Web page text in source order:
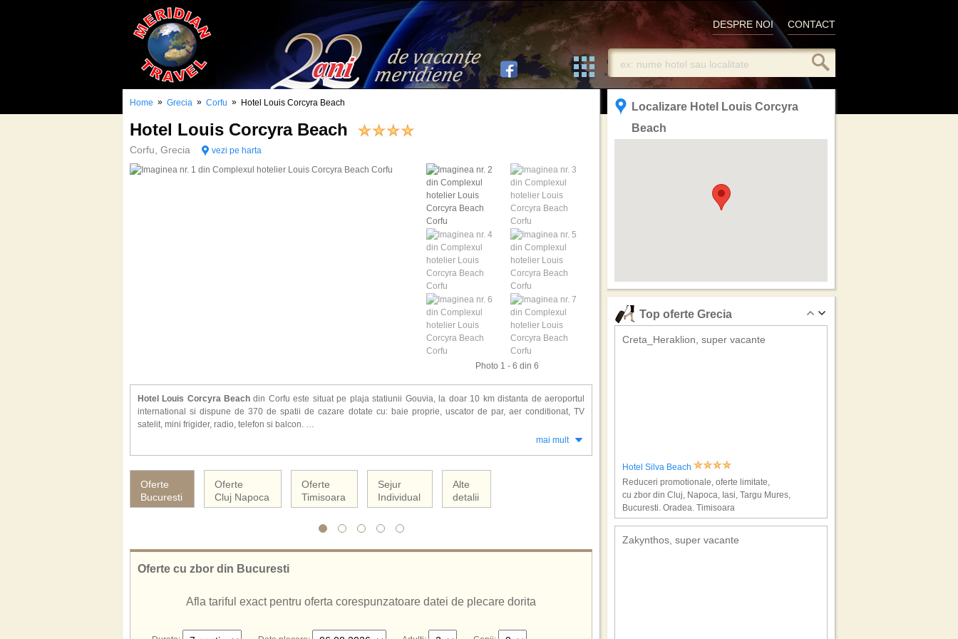
CONTACT
DESPRE NOI
Home » Grecia » Corfu » Hotel Louis Corcyra Beach
Hotel Louis Corcyra Beach
Corfu, Grecia vezi pe harta
Photo 1 - 6 din 6
Hotel Louis Corcyra Beach din Corfu este situat pe plaja statiunii Gouvia, la doar 10 km distanta de aeroportul
international si dispune de 370 de spatii de cazare dotate cu: baie proprie, uscator de par, aer conditionat, TV
satelit, mini frigider, radio, telefon si balcon.
Hotelul Louis Corcyra Beach ofera servicii cu all inclusive.
Louis Corcyra Beach Hotel Corfu
Hotel Louis Corcyra Beach Grecia
mai mult
Oferte
Bucuresti
Oferte
Cluj Napoca
Oferte
Timisoara
Sejur
Individual
Alte
detalii
Oferte cu zbor din Bucuresti
Afla tariful exact pentru oferta corespunzatoare datei de plecare dorita
Localizare Hotel Louis Corcyra
Beach
Top oferte Grecia
Creta_Heraklion, super vacante
Hotel Silva Beach
Reduceri promotionale, oferte limitate,
cu zbor din Cluj, Napoca, Iasi, Targu Mures,
Bucuresti, Oradea, Timisoara
Zakynthos, super vacante